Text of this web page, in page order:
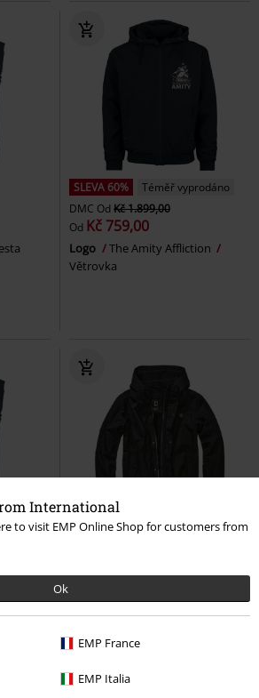
International
to visit EMP Online Shop for customers from
Ok
EMP France
EMP Italia
SLEVA 60%
Téměř vyprodáno
DMC Od Kč 1.899,00
Od Kč 759,00
Logo
The Amity Affliction
Větrovka
Téměř vyprodáno Plus Size
bunda